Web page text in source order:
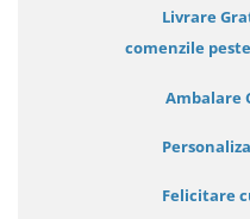
Livrare
comenzile
Ambalare
Felicitare